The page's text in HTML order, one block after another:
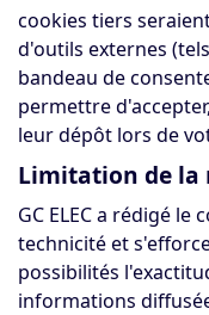
cookies tiers
d'outils externes
bandeau de
permettre
leur dépôt lors de
Limitation de la
GC ELEC a rédigé le
technicité et
possibilités
informations